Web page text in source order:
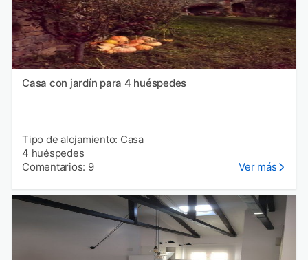
Casa con jardín para 4 huéspedes
Tipo de alojamiento: Casa
4 huéspedes
Comentarios: 9
Ver más